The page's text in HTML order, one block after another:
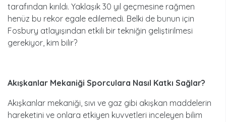
tarafından kırıldı. Yaklaşık 30 yıl geçmesine rağmen
henüz bu rekor egale edilemedi. Belki de bunun için
Fosbury atlayışından etkili bir tekniğin geliştirilmesi
gerekiyor, kim bilir?
Akışkanlar Mekaniği Sporculara Nasıl Katkı Sağlar?
Akışkanlar mekaniği, sıvı ve gaz gibi akışkan maddelerin
hareketini ve onlara etkiyen kuvvetleri inceleyen bilim